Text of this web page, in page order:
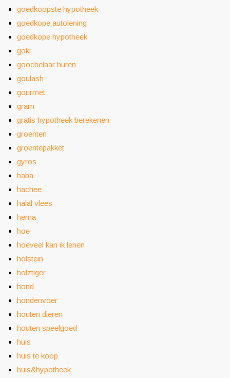
goedkoopste hypotheek
goedkope autolening
goedkope hypotheek
goki
goochelaar huren
goulash
gourmet
gram
gratis hypotheek berekenen
groenten
groentepakket
gyros
haba
hachee
halal vlees
hema
hoe
hoeveel kan ik lenen
holstein
holztiger
hond
hondenvoer
houten dieren
houten speelgoed
huis
huis te koop
huis&hypotheek